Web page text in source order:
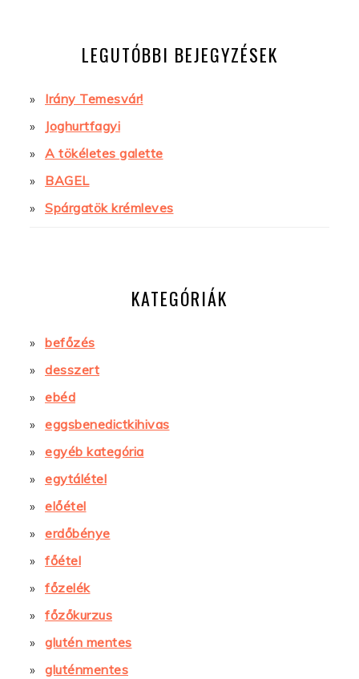
LEGUTÓBBI BEJEGYZÉSEK
Irány Temesvár!
Joghurtfagyi
A tökéletes galette
BAGEL
Spárgatök krémleves
KATEGÓRIÁK
befőzés
desszert
ebéd
eggsbenedictkihivas
egyéb kategória
egytálétel
előétel
erdőbénye
főétel
főzelék
főzőkurzus
glutén mentes
gluténmentes